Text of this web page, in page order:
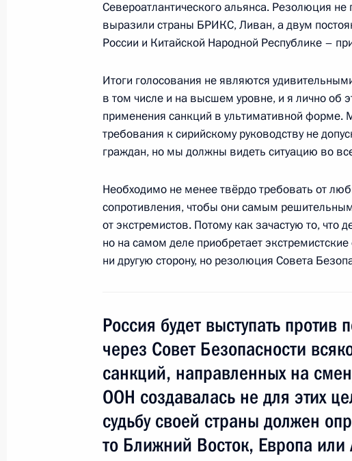
11 мая 2010 года, 11:30
Официальный визит в Сирию
Статья Дмитрия Медведева в сирийской
9 мая 2010 года, 23:00
10–11 мая Дмитрий Медведев посетит
Республику с официальным визитом
5 мая 2010 года, 12:00
Телефонный разговор с Президентом
3 января 2009 года, 16:30
Североатлантического альянса. Резолюция
выразили страны БРИКС, Ливан, а двум
России и Китайской Народной Республике –
Итоги голосования не являются
в том числе и на высшем уровне, и я лично об
применения санкций в ультимативной
требования к сирийскому руководству не
граждан, но мы должны видеть ситуацию во
Необходимо не менее твёрдо требовать от
сопротивления, чтобы они самым
от экстремистов. Потому как зачастую то, что
но на самом деле приобретает
ни другую сторону, но резолюция Совета
Россия будет выступать против
через Совет Безопасности
санкций, направленных на
ООН создавалась не для этих
судьбу своей страны должен
то Ближний Восток, Европа